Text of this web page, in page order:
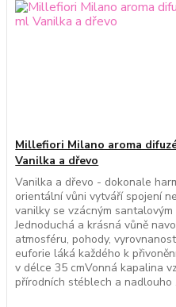
Millefiori Milano aroma
Vanilka a dřevo
Vanilka a dřevo - dokonale
orientální vůni vytváří spojení
vanilky se vzácným santalovým
Jednoduchá a krásná vůně
atmosféru, pohody,
euforie láká každého k
v délce 35 cmVonná kapalina
přírodních stéblech a nadlouho